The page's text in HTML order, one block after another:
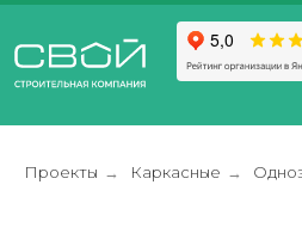
Проекты → Каркасные →